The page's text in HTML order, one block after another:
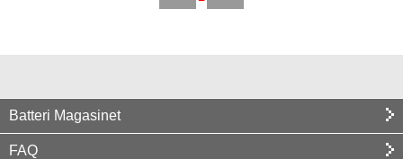
Batteri Magasinet
FAQ